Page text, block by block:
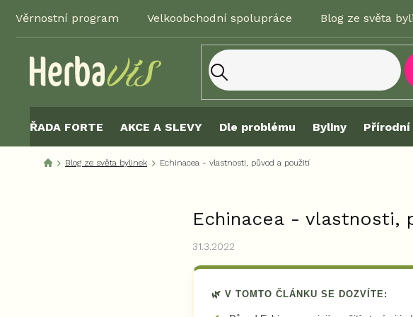
obsah
Věrnostní program Velkoobchodní spolupráce Blog ze světa
ŘADA FORTE AKCE A SLEVY Dle problému Byliny
Blog ze světa bylinek Echinacea - vlastnosti, původ a použití
Echinacea - vlastnosti,
31.3.2022
🌿 V TOMTO ČLÁNKU SE DOZVÍTE: